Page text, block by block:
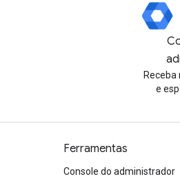
e
Ferramentas
Console do administrador